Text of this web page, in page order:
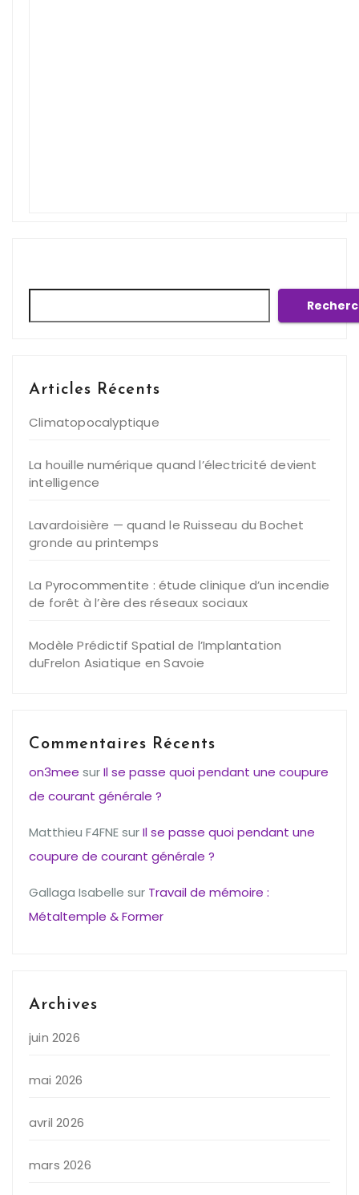
Articles Récents
Climatopocalyptique
La houille numérique quand l’électricité devient
intelligence
Lavardoisière — quand le Ruisseau du Bochet
gronde au printemps
La Pyrocommentite : étude clinique d’un incendie
de forêt à l’ère des réseaux sociaux
Modèle Prédictif Spatial de l’Implantation
duFrelon Asiatique en Savoie
Commentaires Récents
on3mee surIl se passe quoi pendant une coupure
de courant générale ?
Matthieu F4FNEsurIl se passe quoi pendant une
coupure de courant générale ?
Gallaga Isabelle sur Travail de mémoire :
Métaltemple & Former
Archives
juin 2026
mai 2026
avril 2026
mars 2026